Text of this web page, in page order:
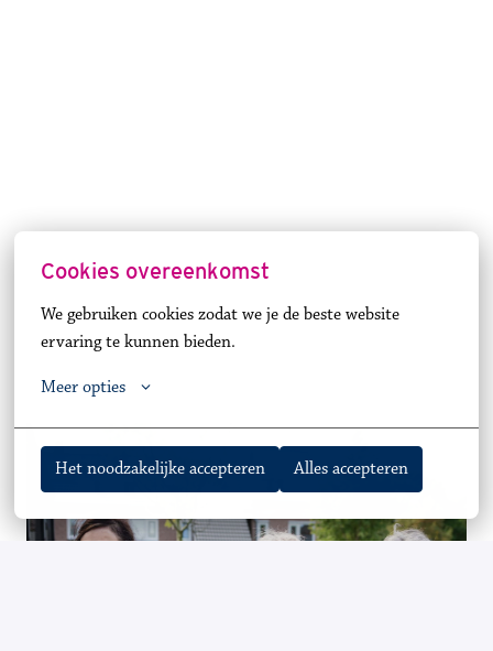
Cookies overeenkomst
We gebruiken cookies zodat we je de beste website
ervaring te kunnen bieden.
Meer opties
Het noodzakelijke accepteren Alles accepteren